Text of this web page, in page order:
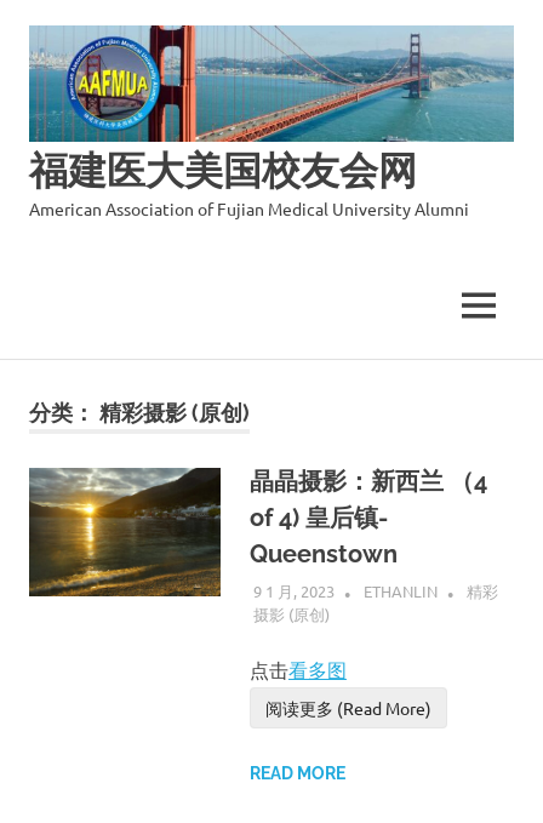
content
福建医大美国校友会网
American Association of Fujian Medical University Alumni
MENU
分类： 精彩摄影 (原创)
晶晶摄影：新西兰 （4
of 4) 皇后镇-
Queenstown
9 1 月, 2023 ETHANLIN
精彩
摄影 (原创)
点击看多图
阅读更多 (Read More)
READ MORE